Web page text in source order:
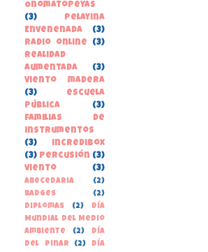
Onomatopeyas
(3)
Pelayina
Envenenada
(3)
Radio online
(3)
Realidad
Aumentada
(3)
Viento madera
(3)
escuela
pública
(3)
familias de
instrumentos
(3)
incredibox
(3) percusión (3)
viento
(3)
Abecedaria
(2)
Badges
(2)
Diplomas
(2)
Día
Mundial del Medio
Ambiente
(2)
Día
del Pinar
(2)
Día